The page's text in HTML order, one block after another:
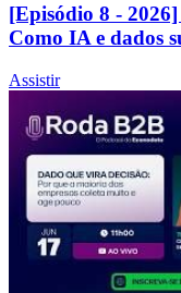
[Episódio 8 -
Como IA e dados
Assistir